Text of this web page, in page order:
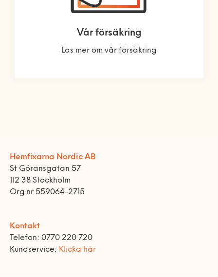
Vår försäkring
Läs mer om vår försäkring
Hemfixarna Nordic AB
St Göransgatan 57
112 38 Stockholm
Org.nr 559064-2715
Kontakt
Telefon: 0770 220 720
Kundservice: Klicka här